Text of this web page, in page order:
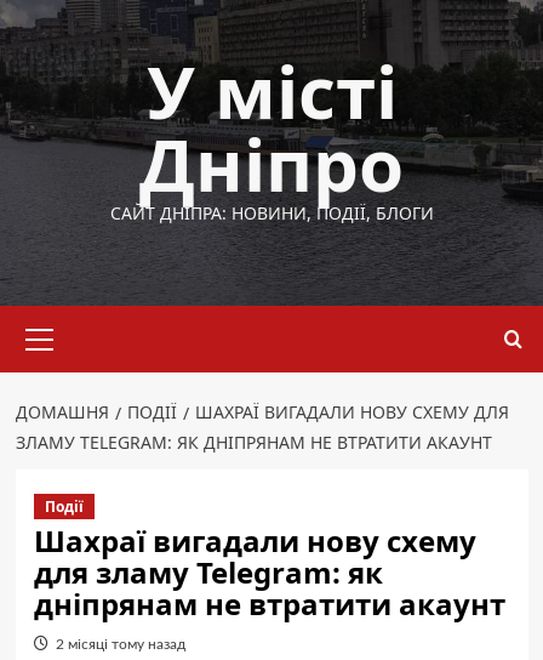
Перейти
до
вмісту
У місті
Дніпро
САЙТ ДНІПРА: НОВИНИ, ПОДІЇ, БЛОГИ
меню
ДОМАШНЯ ПОДІЇ
ШАХРАЇ ВИГАДАЛИ НОВУ СХЕМУ ДЛЯ
ЗЛАМУ TELEGRAM: ЯК ДНІПРЯНАМ НЕ ВТРАТИТИ АКАУНТ
Події
Шахраї вигадали нову схему
для зламу Telegram: як
дніпрянам не втратити акаунт
2 місяці тому назад